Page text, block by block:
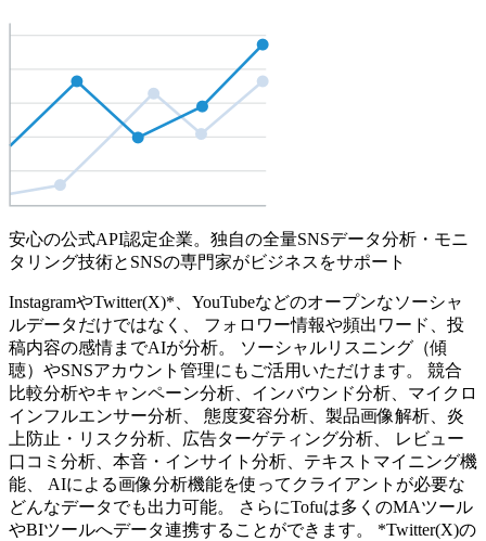
安心の公式API認定企業。独自の全量SNSデータ分析・モニ
タリング技術とSNSの専門家がビジネスをサポート
InstagramやTwitter(X)*、YouTubeなどのオープンなソーシャ
ルデータだけではなく、 フォロワー情報や頻出ワード、投
稿内容の感情までAIが分析。 ソーシャルリスニング（傾
聴）やSNSアカウント管理にもご活用いただけます。 競合
比較分析やキャンペーン分析、インバウンド分析、マイクロ
インフルエンサー分析、 態度変容分析、製品画像解析、炎
上防止・リスク分析、広告ターゲティング分析、 レビュー
口コミ分析、本音・インサイト分析、テキストマイニング機
能、 AIによる画像分析機能を使ってクライアントが必要な
どんなデータでも出力可能。 さらにTofuは多くのMAツール
やBIツールへデータ連携することができます。 *Twitter(X)の